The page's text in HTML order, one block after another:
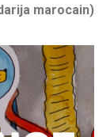
marocain)